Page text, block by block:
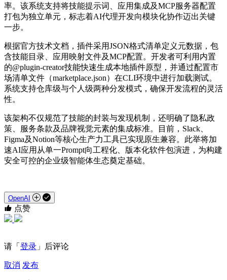
率。该系统支持将技能提示词、应用集成及MCP服务器配置
打包为独立单元，标志着AI代理开发向模块化协作迈出关键
一步。
根据官方技术文档，插件采用JSON格式清单定义元数据，包
含技能目录、应用映射文件及MCP配置。开发者可利用内置
的@plugin-creator技能快速生成本地插件原型，并通过配置市
场清单文件（marketplace.json）在CLI环境中进行加载测试。
系统支持仓库级与个人级两种分发模式，确保开发流程的灵活
性。
该架构不仅规范了技能的封装与发现机制，还明确了隐私政
策、服务条款及品牌视觉元素的集成标准。目前，Slack、
Figma及Notion等核心生产力工具已实现原生兼容。此举将加
速AI应用从单一Prompt向工程化、版本化软件包演进，为构建
安全可控的企业级智能体生态奠定基础。
OpenAI
点赞
请「 登录 」后评论
取消 发布